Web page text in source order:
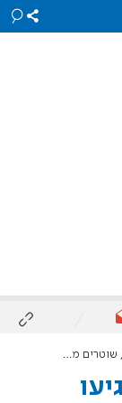
הגיעו